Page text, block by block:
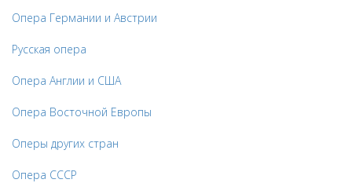
Опера Германии и Австрии
Русская опера
Опера Англии и США
Опера Восточной Европы
Оперы других стран
Опера СССР